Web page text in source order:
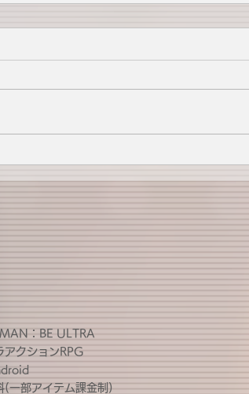
：BE ULTRA
アクションRPG
(一部アイテム課金制)